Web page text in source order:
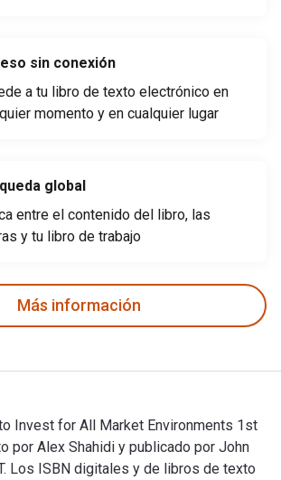
sin conexión
a tu libro de texto electrónico en
momento y en cualquier lugar
global
entre el contenido del libro, las
y tu libro de trabajo
Más información
Invest for All Market Environments 1st
por Alex Shahidi y publicado por John
Los ISBN digitales y de libros de texto